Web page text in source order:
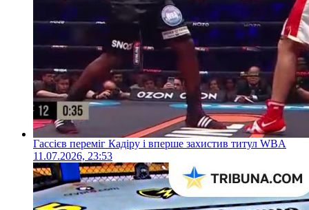
Гассієв переміг Кадіру і вперше захистив титул WBA
11.07.2026, 23:53